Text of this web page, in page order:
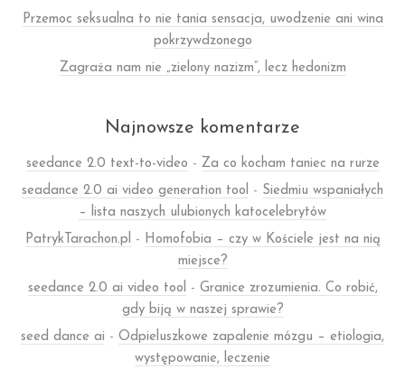
Przemoc seksualna to nie tania sensacja, uwodzenie ani wina
pokrzywdzonego
Zagraża nam nie „zielony nazizm”, lecz hedonizm
Najnowsze komentarze
seedance 2.0 text-to-video - Za co kocham taniec na rurze
seadance 2.0 ai video generation tool - Siedmiu wspaniałych
– lista naszych ulubionych katocelebrytów
PatrykTarachon.pl - Homofobia – czy w Kościele jest na nią
miejsce?
seedance 2.0 ai video tool - Granice zrozumienia. Co robić,
gdy biją w naszej sprawie?
seed dance ai - Odpieluszkowe zapalenie mózgu – etiologia,
występowanie, leczenie